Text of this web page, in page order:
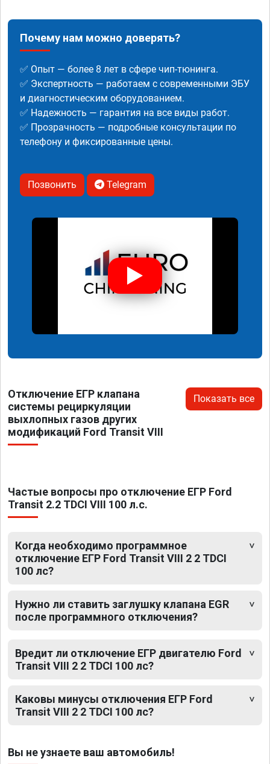
Почему нам можно доверять?
✅ Опыт — более 8 лет в сфере чип-тюнинга.
✅ Экспертность — работаем с современными ЭБУ
и диагностическим оборудованием.
✅ Надежность — гарантия на все виды работ.
✅ Прозрачность — подробные консультации по
телефону и фиксированные цены.
Позвонить Telegram
Отключение ЕГР клапана
системы рециркуляции
выхлопных газов других
модификаций Ford Transit VIII
Показать все
Частые вопросы про отключение ЕГР Ford
Transit 2.2 TDCI VIII 100 л.с.
Когда необходимо программное
отключение ЕГР Ford Transit VIII 2 2 TDCI
100 лс?
Нужно ли ставить заглушку клапана EGR
после программного отключения?
Вредит ли отключение ЕГР двигателю Ford
Transit VIII 2 2 TDCI 100 лс?
Каковы минусы отключения ЕГР Ford
Transit VIII 2 2 TDCI 100 лс?
Вы не узнаете ваш автомобиль!